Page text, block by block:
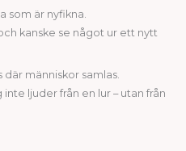
som är nyfikna.
kanske se något ur ett nytt
människor samlas.
ljuder från en lur – utan från